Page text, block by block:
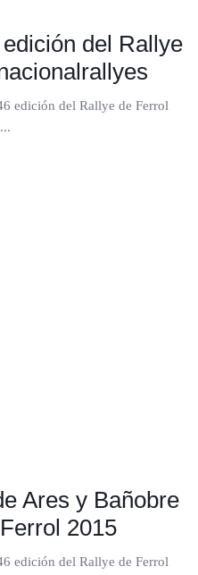
del Rallye
edición del Rallye de Ferrol
Ares y Bañobre
2015
edición del Rallye de Ferrol